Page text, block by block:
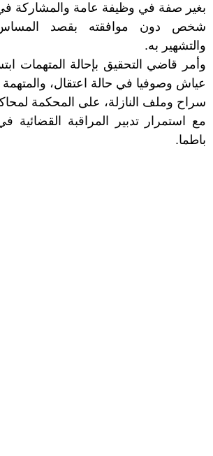
بغير صفة في وظيفة عامة والمشاركة
شخص دون موافقته بقصد المساس
والتشهير به.
وأمر قاضي التحقيق بإحالة المتهمات
عياش وصوفيا في حالة اعتقال، والمتهمة
سراح وملف النازلة، على المحكمة
مع استمرار تدبير المراقبة القضائية
باطما.